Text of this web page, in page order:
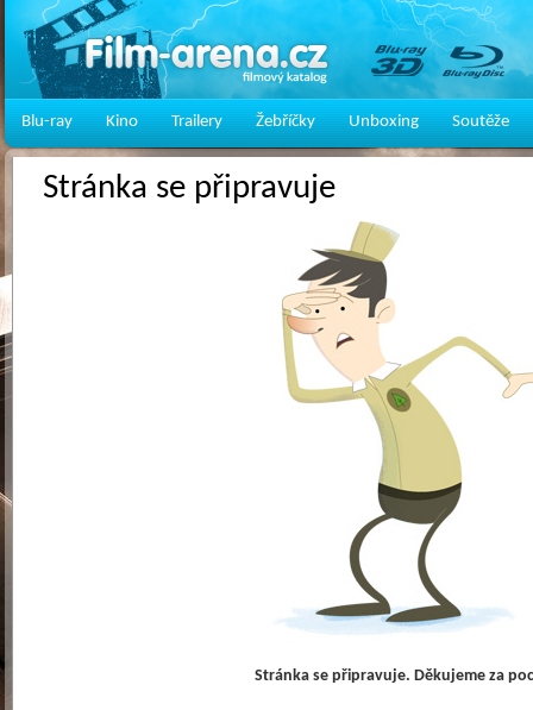
Blu-ray Kino Trailery Žebříčky Unboxing Soutěže
Stránka se připravuje
Stránka se připravuje. Děkujeme za